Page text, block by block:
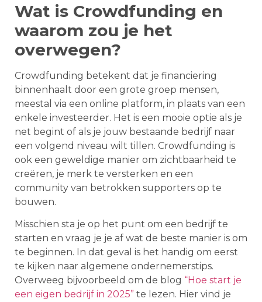
Wat is Crowdfunding en
waarom zou je het
overwegen?
Crowdfunding betekent dat je financiering
binnenhaalt door een grote groep mensen,
meestal via een online platform, in plaats van een
enkele investeerder. Het is een mooie optie als je
net begint of als je jouw bestaande bedrijf naar
een volgend niveau wilt tillen. Crowdfunding is
ook een geweldige manier om zichtbaarheid te
creëren, je merk te versterken en een
community van betrokken supporters op te
bouwen.
Misschien sta je op het punt om een bedrijf te
starten en vraag je je af wat de beste manier is om
te beginnen. In dat geval is het handig om eerst
te kijken naar algemene ondernemerstips.
Overweeg bijvoorbeeld om de blog “Hoe start je
een eigen bedrijf in 2025” te lezen. Hier vind je